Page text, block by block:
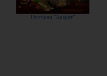
Ресторан "Арарат"